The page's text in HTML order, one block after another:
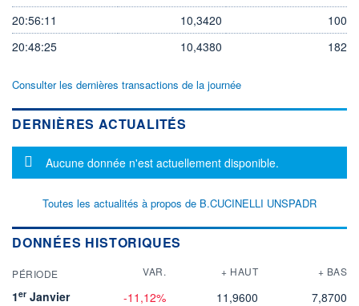
20:56:11
10,3420
100
20:48:25
10,4380 182
Consulter les dernières transactions de la journée
DERNIÈRES ACTUALITÉS
Message d'information
Aucune donnée n'est actuellement disponible.
Toutes les actualités à propos de B.CUCINELLI UNSPADR
DONNÉES HISTORIQUES
PÉRIODE VAR. + HAUT + BAS
1er Janvier -11,12% 11,9600
7,8700